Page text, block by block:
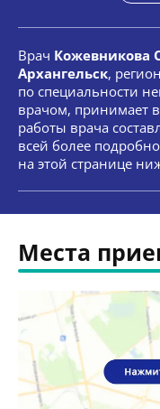
Врач Кожевникова
Архангельск,
по специальности
врачом, принимает
работы врача
всей более
на этой странице
Места